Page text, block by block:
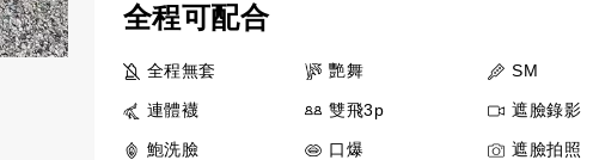
全程可配合
全程無套 艷舞 SM
連體襪 雙飛3p 遮臉錄影
鮑洗臉 口爆 遮臉拍照